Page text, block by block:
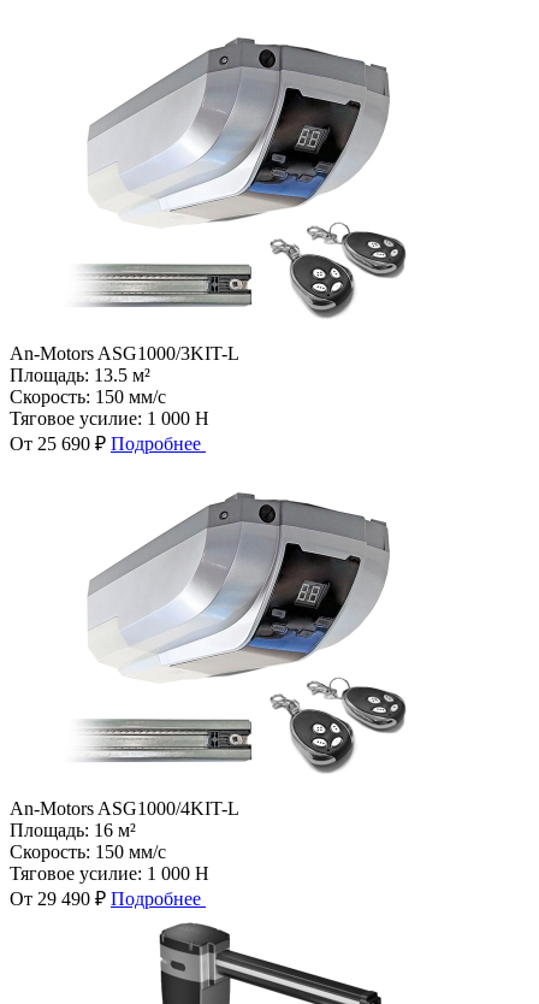
An-Motors ASG1000/3KIT-L
Площадь: 13.5 м²
Скорость: 150 мм/с
Тяговое усилие: 1 000 Н
От 25 690 ₽ Подробнее
An-Motors ASG1000/4KIT-L
Площадь: 16 м²
Скорость: 150 мм/с
Тяговое усилие: 1 000 Н
От 29 490 ₽ Подробнее